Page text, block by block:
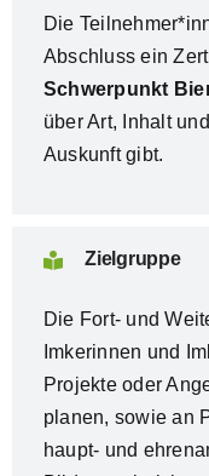
Die
Abschluss ein
Schwerpunkt
über Art, Inhalt
Auskunft gibt.
Zielgruppe
Die Fort- und
Imkerinnen und
Projekte oder
planen, sowie an
haupt- und